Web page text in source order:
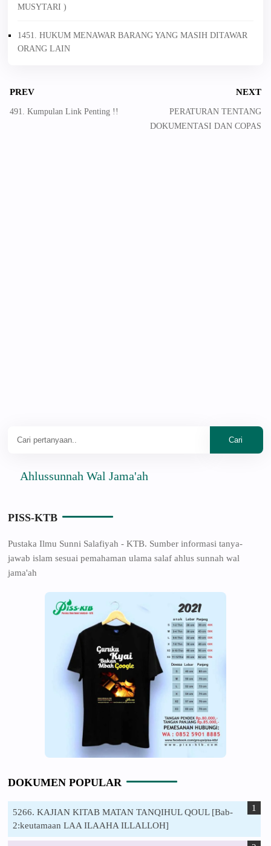
MUSYTARI )
1451. HUKUM MENAWAR BARANG YANG MASIH DITAWAR
ORANG LAIN
PREV
491. Kumpulan Link Penting !!
NEXT
PERATURAN TENTANG
DOKUMENTASI DAN COPAS
Wal Jama'ah
PISS-KTB
Pustaka Ilmu Sunni Salafiyah - KTB. Sumber informasi tanya-
jawab islam sesuai pemahaman ulama salaf ahlus sunnah wal
jama'ah
DOKUMEN POPULAR
5266. KAJIAN KITAB MATAN TANQIHUL QOUL [Bab-
2:keutamaan LAA ILAAHA ILLALLOH]